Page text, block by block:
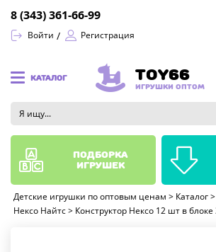
Войти Регистрация
8 (343) 361-66-99
КАТАЛОГ TOY66
ИГРУШКИ ОПТОМ
Детские игрушки по оптовым ценам > Каталог >
Нексо Найтс > Конструктор Нексо 12 шт в
подборка
игрушек